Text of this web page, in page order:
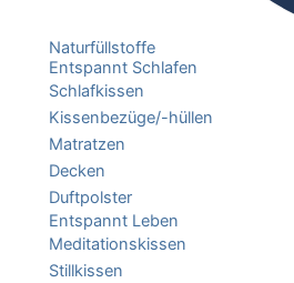
Naturfüllstoffe
Entspannt Schlafen
Schlafkissen
Kissenbezüge/-hüllen
Matratzen
Decken
Duftpolster
Entspannt Leben
Meditationskissen
Stillkissen